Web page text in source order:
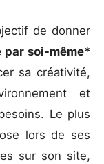
de donner
par soi-même*
sa créativité,
et
Le plus
lors de ses
sur son site,